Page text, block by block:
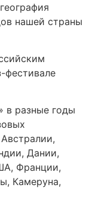
нашей страны
фестивале
в разные годы
Дании,
Франции,
Камеруна,